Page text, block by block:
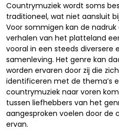
Countrymuziek wordt soms
traditioneel, wat niet aansluit
Voor sommigen kan de
verhalen van het platteland
vooral in een steeds diversere
samenleving. Het genre kan
worden ervaren door zij die
identificeren met de thema’s
countrymuziek naar voren
tussen liefhebbers van het
aangesproken voelen door de
ervan.